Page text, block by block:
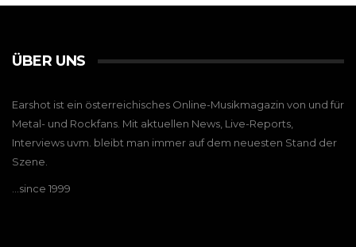
ÜBER UNS
Earshot ist ein österreichisches Online-Musikmagazin von und für
Metal- und Rockfans. Mit aktuellen News, Live-Reports,
Interviews uvm. bleibt man immer auf dem neuesten Stand der
Szene.
…since 1999